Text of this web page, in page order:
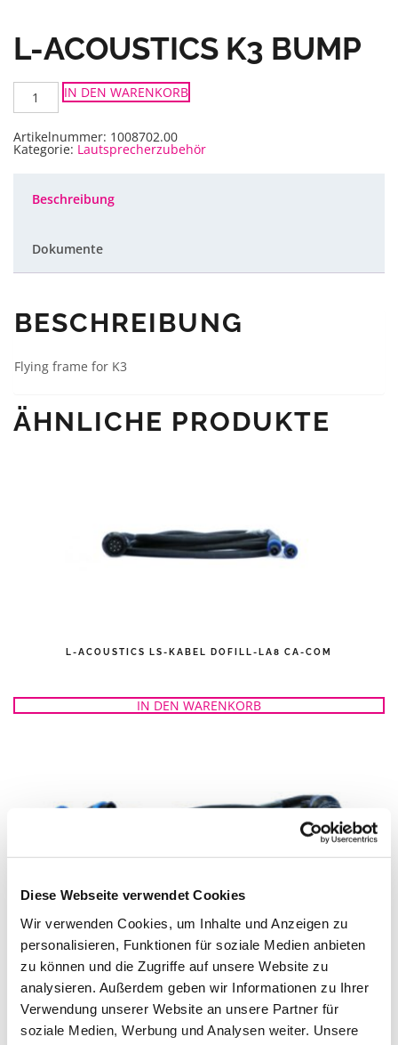
Diese Webseite verwendet Cookies
Wir verwenden Cookies, um Inhalte und Anzeigen zu
personalisieren, Funktionen für soziale Medien anbieten
zu können und die Zugriffe auf unsere Website zu
analysieren. Außerdem geben wir Informationen zu Ihrer
Verwendung unserer Website an unsere Partner für
soziale Medien, Werbung und Analysen weiter. Unsere
L-ACOUSTICS K3 BUMP
L-
Acoustics
K3
Menge
IN DEN WARENKORB
Artikelnummer: 1008702.00
Kategorie: Lautsprecherzubehör
Beschreibung
Dokumente
BESCHREIBUNG
Flying frame for K3
ÄHNLICHE PRODUKTE
L-ACOUSTICS LS-KABEL DOFILL-LA8 CA-COM
IN DEN WARENKORB
L-ACOUSTICS LS-KABEL DOSUB-LA8 CA-COM
IN DEN WARENKORB